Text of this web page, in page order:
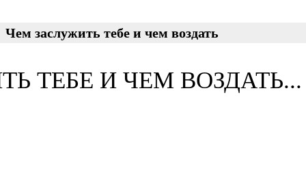
Чем заслужить тебе и чем воздать
ТЕБЕ И ЧЕМ